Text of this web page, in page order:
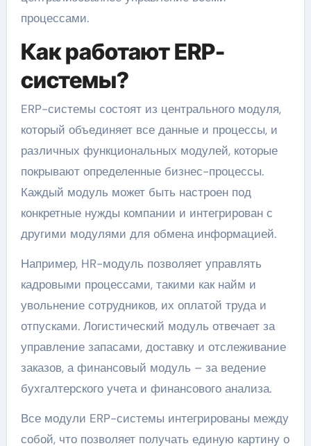
процессами.
Как работают ERP-
системы?
ERP-системы состоят из центрального модуля,
который объединяет все данные и процессы, и
различных функциональных модулей, которые
покрывают определенные бизнес-процессы.
Каждый модуль может быть настроен под
конкретные нужды компании и интегрирован с
другими модулями для обмена информацией.
Например, HR-модуль позволяет управлять
кадровыми процессами, такими как найм и
увольнение сотрудников, их оплатой труда и
отпусками. Логистический модуль отвечает за
управление запасами, доставку и отслеживание
заказов, а финансовый модуль – за ведение
бухгалтерского учета и финансового анализа.
Все модули ERP-системы интегрированы между
собой, что позволяет получать единую картину о